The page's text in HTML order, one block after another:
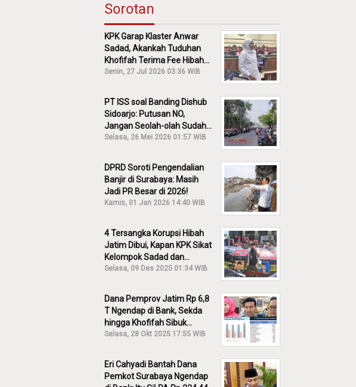
Sorotan
KPK Garap Klaster Anwar
Sadad, Akankah Tuduhan
Khofifah Terima Fee Hibah
30% Diusut?
Senin, 27 Jul 2026 03:36 WIB
PT ISS soal Banding Dishub
Sidoarjo: Putusan NO,
Jangan Seolah-olah Sudah
Menang!
Selasa, 26 Mei 2026 01:57 WIB
DPRD Soroti Pengendalian
Banjir di Surabaya: Masih
Jadi PR Besar di 2026!
Kamis, 01 Jan 2026 14:40 WIB
4 Tersangka Korupsi Hibah
Jatim Dibui, Kapan KPK Sikat
Kelompok Sadad dan
Iskandar?
Selasa, 09 Des 2025 01:34 WIB
Dana Pemprov Jatim Rp 6,8
T Ngendap di Bank, Sekda
hingga Khofifah Sibuk
Membantah!
Selasa, 28 Okt 2025 17:55 WIB
Eri Cahyadi Bantah Dana
Pemkot Surabaya Ngendap